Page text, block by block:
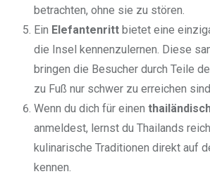
betrachten, ohne sie zu stören.
Ein Elefantenritt bietet eine
die Insel kennenzulernen. Diese
bringen die Besucher durch Teile
zu Fuß nur schwer zu erreichen
Wenn du dich für einen
anmeldest, lernst du Thailands
kulinarische Traditionen direkt auf
kennen.